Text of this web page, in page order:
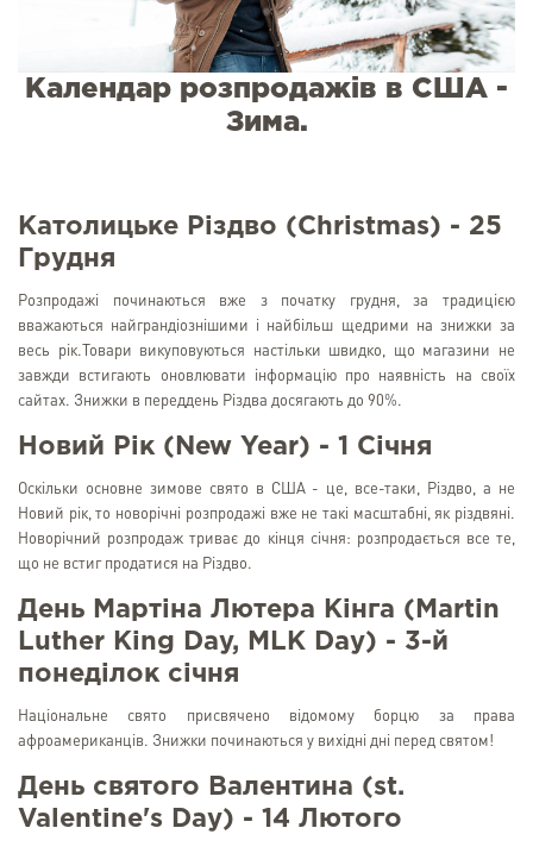
Календар розпродажів в США -
Зима.
Католицьке Різдво (Christmas) - 25
Грудня
Розпродажі починаються вже з початку грудня, за традицією
вважаються найграндіознішими і найбільш щедрими на знижки за
весь рік.Товари викуповуються настільки швидко, що магазини не
завжди встигають оновлювати інформацію про наявність на своїх
сайтах. Знижки в переддень Різдва досягають до 90%.
Новий Рік (New Year) - 1 Січня
Оскільки основне зимове свято в США - це, все-таки, Різдво, а не
Новий рік, то новорічні розпродажі вже не такі масштабні, як різдвяні.
Новорічний розпродаж триває до кінця січня: розпродається все те,
що не встиг продатися на Різдво.
День Мартіна Лютера Кінга (Martin
Luther King Day, MLK Day) - 3-й
понеділок січня
Національне свято присвячено відомому борцю за права
афроамериканців. Знижки починаються у вихідні дні перед святом!
День святого Валентина (st.
Valentine's Day) - 14 Лютого